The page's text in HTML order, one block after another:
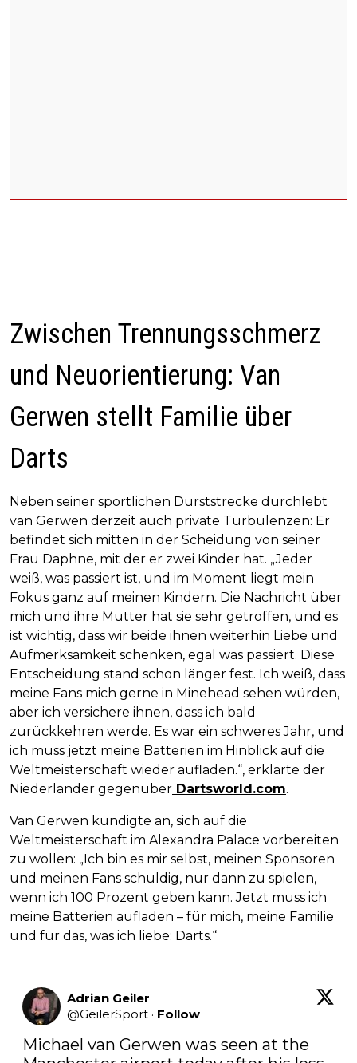
Zwischen Trennungsschmerz
und Neuorientierung: Van
Gerwen stellt Familie über
Darts
Neben seiner sportlichen Durststrecke durchlebt
van Gerwen derzeit auch private Turbulenzen: Er
befindet sich mitten in der Scheidung von seiner
Frau Daphne, mit der er zwei Kinder hat. „Jeder
weiß, was passiert ist, und im Moment liegt mein
Fokus ganz auf meinen Kindern. Die Nachricht über
mich und ihre Mutter hat sie sehr getroffen, und es
ist wichtig, dass wir beide ihnen weiterhin Liebe und
Aufmerksamkeit schenken, egal was passiert. Diese
Entscheidung stand schon länger fest. Ich weiß, dass
meine Fans mich gerne in Minehead sehen würden,
aber ich versichere ihnen, dass ich bald
zurückkehren werde. Es war ein schweres Jahr, und
ich muss jetzt meine Batterien im Hinblick auf die
Weltmeisterschaft wieder aufladen.“, erklärte der
Niederländer gegenüber Dartsworld.com.
Van Gerwen kündigte an, sich auf die
Weltmeisterschaft im Alexandra Palace vorbereiten
zu wollen: „Ich bin es mir selbst, meinen Sponsoren
und meinen Fans schuldig, nur dann zu spielen,
wenn ich 100 Prozent geben kann. Jetzt muss ich
meine Batterien aufladen – für mich, meine Familie
und für das, was ich liebe: Darts.“
Adrian Geiler
@GeilerSport · Follow
Michael van Gerwen was seen at the